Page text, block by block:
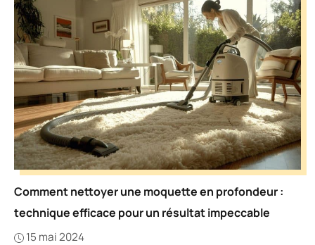
Comment nettoyer une moquette en profondeur :
technique efficace pour un résultat impeccable
15 mai 2024